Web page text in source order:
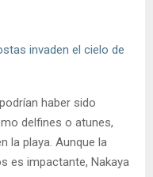
invaden el cielo de
haber sido
delfines o atunes,
la playa. Aunque la
es impactante, Nakaya